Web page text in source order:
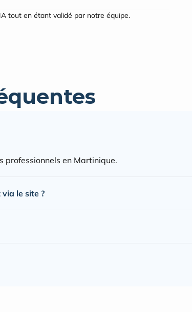
tout en étant validé par notre équipe.
professionnels en Martinique.
le site ?